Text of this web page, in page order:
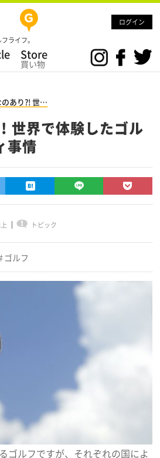
ログイン
ライフ。
Store
買い物
のあり?! 世…
世界で体験したゴル
事情
トピック
ゴルフ
ゴルフですが、それぞれの国によ